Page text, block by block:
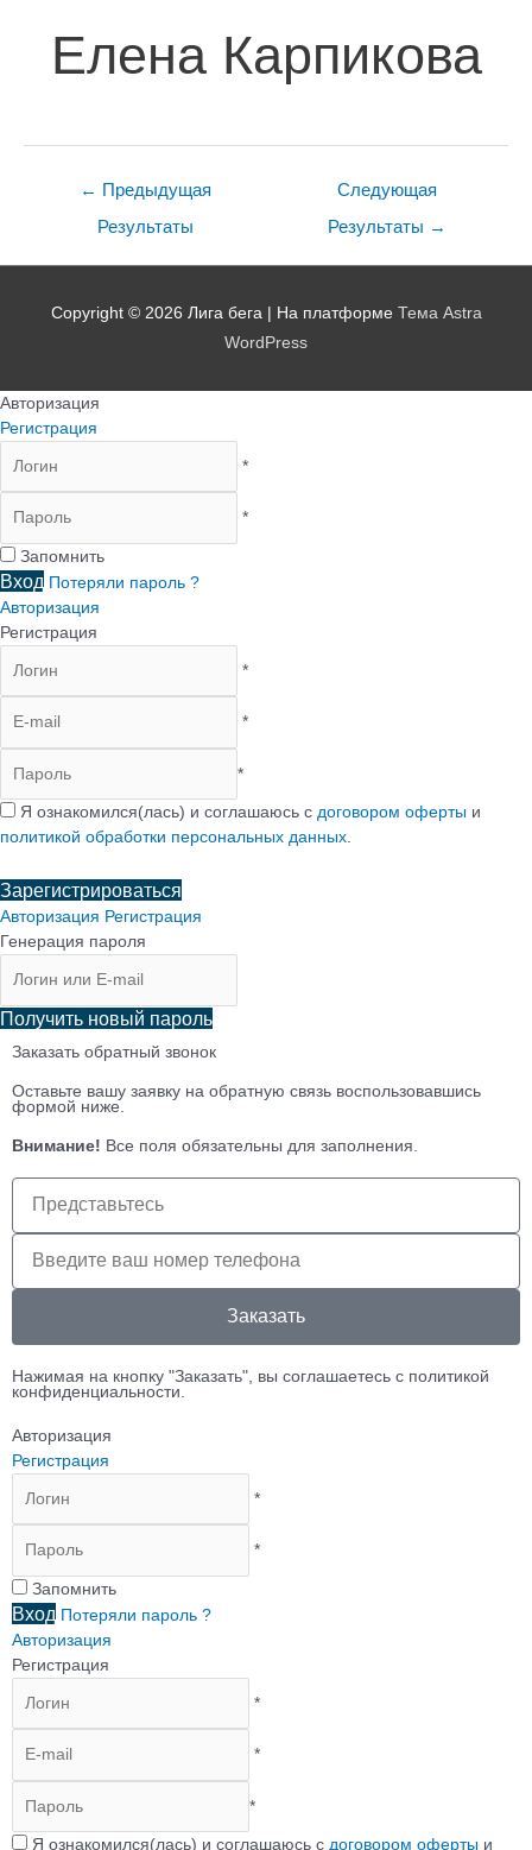
Елена Карпикова
← Предыдущая
Результаты
Следующая
Результаты →
Copyright © 2026 Лига бега| На платформе Тема Astra
WordPress
Авторизация
Регистрация
*
*
Запомнить
Вход Потеряли пароль ?
Авторизация
Регистрация
*
*
*
Я ознакомился(лась) и соглашаюсь с договором оферты и
политикой обработки персональных данных.
Зарегистрироваться
Авторизация Регистрация
Генерация пароля
Получить новый пароль
Заказать обратный звонок
Оставьте вашу заявку на обратную связь воспользовавшись
формой ниже.
Внимание! Все поля обязательны для заполнения.
Имя
клиента
Телефон
клиента
Заказать
Нажимая на кнопку "Заказать", вы соглашаетесь с политикой
конфиденциальности.
Авторизация
Регистрация
*
*
Запомнить
Вход Потеряли пароль ?
Авторизация
Регистрация
*
*
*
Я ознакомился(лась) и соглашаюсь с договором оферты и